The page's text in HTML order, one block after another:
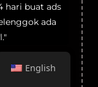
hari buat ads
ada
English